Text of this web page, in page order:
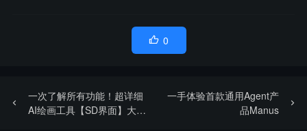
 0
一次了解所有功能！超详细
AI绘画工具【SD界面】大揭
一手体验首款通用Agent产
品Manus